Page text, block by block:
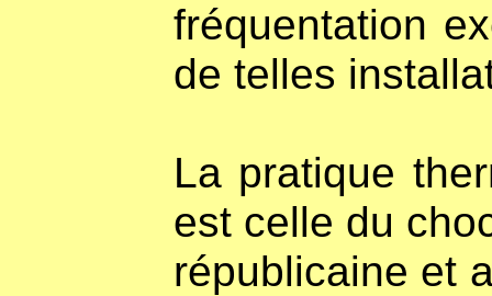
fréquentation
de telles
La pratique
est celle du
républicaine et